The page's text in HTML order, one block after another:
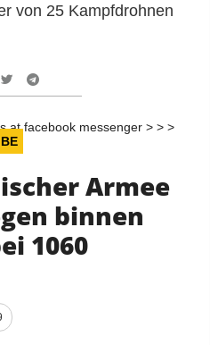
von 25 Kampfdrohnen
at facebook messenger > > >
Armee
binnen
1060